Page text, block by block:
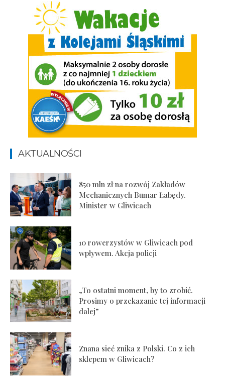
AKTUALNOŚCI
850 mln zł na rozwój Zakładów
Mechanicznych Bumar Łabędy.
Minister w Gliwicach
10 rowerzystów w Gliwicach pod
wpływem. Akcja policji
„To ostatni moment, by to zrobić.
Prosimy o przekazanie tej informacji
dalej”
Znana sieć znika z Polski. Co z ich
sklepem w Gliwicach?